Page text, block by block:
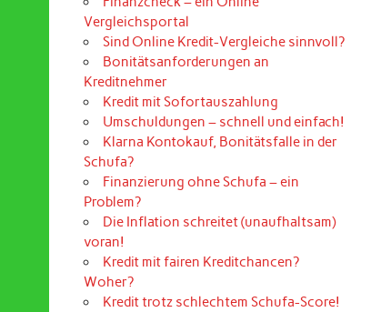
Vergleichsportal
Sind Online Kredit-Vergleiche sinnvoll?
Bonitätsanforderungen an
Kreditnehmer
Kredit mit Sofortauszahlung
Umschuldungen – schnell und einfach!
Klarna Kontokauf, Bonitätsfalle in der
Schufa?
Finanzierung ohne Schufa – ein
Problem?
Die Inflation schreitet (unaufhaltsam)
voran!
Kredit mit fairen Kreditchancen?
Woher?
Kredit trotz schlechtem Schufa-Score!